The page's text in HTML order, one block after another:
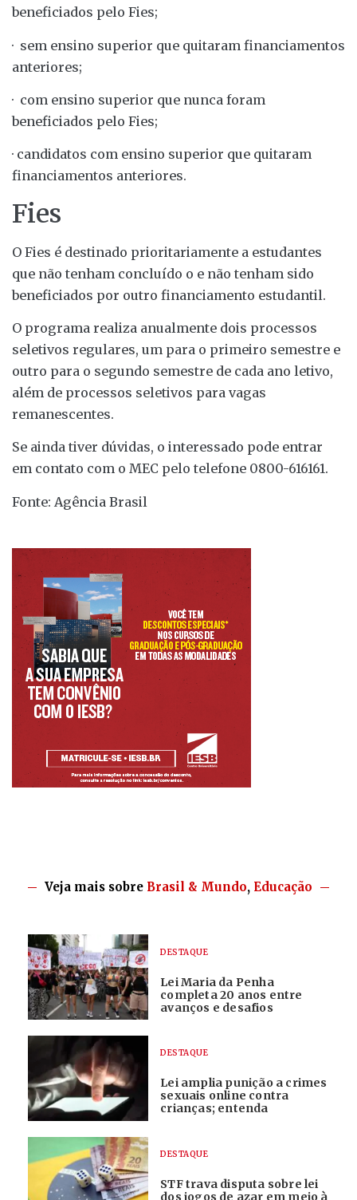
beneficiados pelo Fies;
· sem ensino superior que quitaram financiamentos
anteriores;
· com ensino superior que nunca foram
beneficiados pelo Fies;
· candidatos com ensino superior que quitaram
financiamentos anteriores.
Fies
O Fies é destinado prioritariamente a estudantes
que não tenham concluído o e não tenham sido
beneficiados por outro financiamento estudantil.
O programa realiza anualmente dois processos
seletivos regulares, um para o primeiro semestre e
outro para o segundo semestre de cada ano letivo,
além de processos seletivos para vagas
remanescentes.
Se ainda tiver dúvidas, o interessado pode entrar
em contato com o MEC pelo telefone 0800-616161.
Fonte: Agência Brasil
Veja mais sobre Brasil & Mundo, Educação
DESTAQUE
Lei Maria da Penha
completa 20 anos entre
avanços e desafios
DESTAQUE
Lei amplia punição a crimes
sexuais online contra
crianças; entenda
DESTAQUE
STF trava disputa sobre lei
dos jogos de azar em meio à